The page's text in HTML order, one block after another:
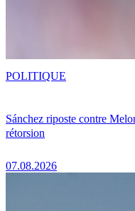
Sánchez riposte contre
rétorsion
07.08.2026
POLITIQUE